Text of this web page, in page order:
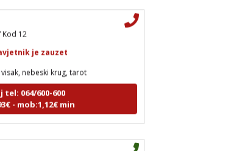
nebeski krug, tarot
tel: 064/600-600
- mob:1,12€ min